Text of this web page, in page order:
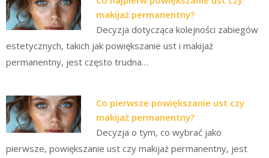
makijaż permanentny?
Decyzja dotycząca kolejności zabiegów
estetycznych, takich jak powiększanie ust i makijaż
permanentny, jest często trudna…
Co pierwsze powiększanie ust czy
makijaż permanentny?
Decyzja o tym, co wybrać jako
pierwsze, powiększanie ust czy makijaż permanentny, jest